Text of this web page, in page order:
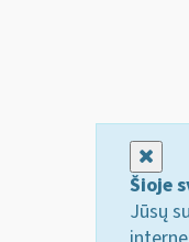
Šioje
Jūsų